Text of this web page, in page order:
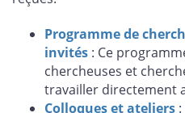
Programme de
invités : Ce
chercheuses et
travailler directement
Colloques et ateliers